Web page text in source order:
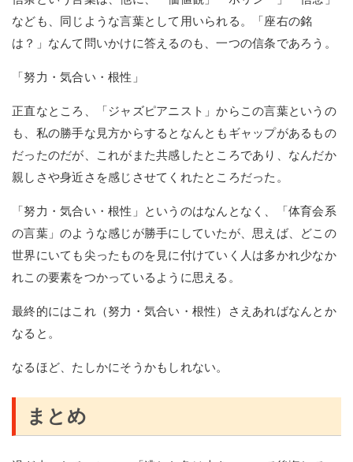
なども、同じような言葉として用いられる。「座右の銘
は？」なんて問いかけに答えるのも、一つの信条であろう。
「努力・気合い・根性」
正直なところ、「ジャズピアニスト」からこの言葉というの
も、私の勝手な見方からするとなんともギャップがあるもの
だったのだが、これがまた共感したところであり、なんだか
親しさや身近さを感じさせてくれたところだった。
「努力・気合い・根性」というのはなんとなく、「体育会系
の言葉」のような感じが勝手にしていたが、思えば、どこの
世界にいても尖ったものを見に付けていく人は多かれ少なか
れこの要素をつかっているように思える。
最終的にはこれ（努力・気合い・根性）さえあればなんとか
なると。
なるほど、たしかにそうかもしれない。
まとめ